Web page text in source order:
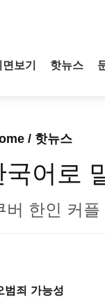
면보기 핫뉴스
/ 핫뉴스
국어로
버 한인 커
범죄 가능성